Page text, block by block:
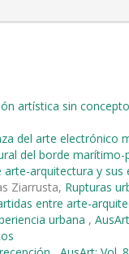
artística sin
del arte electrónico
del borde
arquitectura y sus
Ziarrusta, Rupturas
entre arte-
urbana ,